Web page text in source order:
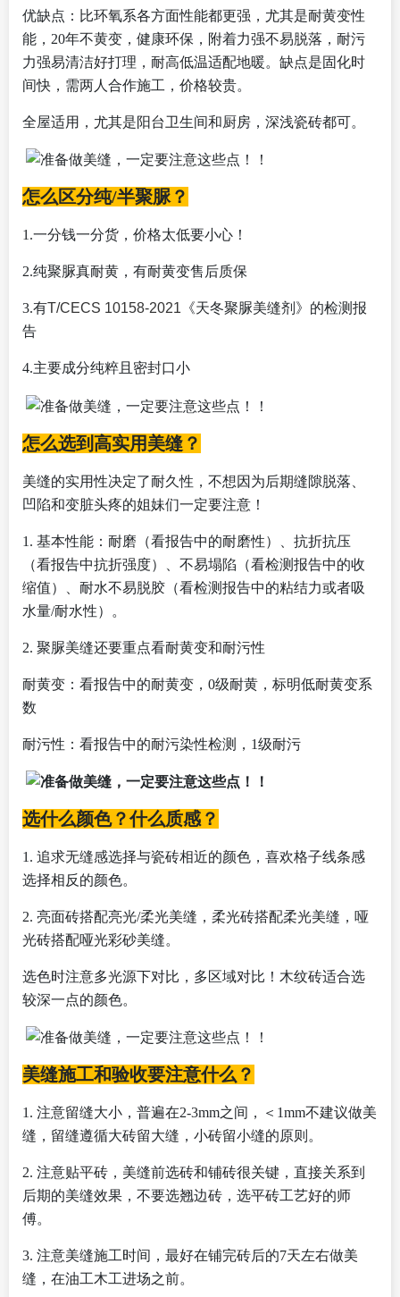
优缺点：比环氧系各方面性能都更强，尤其是耐黄变性
能，20年不黄变，健康环保，附着力强不易脱落，耐污
力强易清洁好打理，耐高低温适配地暖。缺点是固化时
间快，需两人合作施工，价格较贵。
全屋适用，尤其是阳台卫生间和厨房，深浅瓷砖都可。
怎么区分纯/半聚脲？
1.一分钱一分货，价格太低要小心！
2.纯聚脲真耐黄，有耐黄变售后质保
3.有T/CECS 10158-2021 《天冬聚脲美缝剂》的检测报
告
4.主要成分纯粹且密封口小
怎么选到高实用美缝？
美缝的实用性决定了耐久性，不想因为后期缝隙脱落、
凹陷和变脏头疼的姐妹们一定要注意！
1. 基本性能：耐磨（看报告中的耐磨性）、抗折抗压
（看报告中抗折强度）、不易塌陷（看检测报告中的收
缩值）、耐水不易脱胶（看检测报告中的粘结力或者吸
水量/耐水性）。
2. 聚脲美缝还要重点看耐黄变和耐污性
耐黄变：看报告中的耐黄变，0级耐黄，标明低耐黄变系
数
耐污性：看报告中的耐污染性检测，1级耐污
选什么颜色？什么质感？
1. 追求无缝感选择与瓷砖相近的颜色，喜欢格子线条感
选择相反的颜色。
2. 亮面砖搭配亮光/柔光美缝，柔光砖搭配柔光美缝，哑
光砖搭配哑光彩砂美缝。
选色时注意多光源下对比，多区域对比！木纹砖适合选
较深一点的颜色。
美缝施工和验收要注意什么？
1. 注意留缝大小，普遍在2-3mm之间，＜1mm不建议做美
缝，留缝遵循大砖留大缝，小砖留小缝的原则。
2. 注意贴平砖，美缝前选砖和铺砖很关键，直接关系到
后期的美缝效果，不要选翘边砖，选平砖工艺好的师
傅。
3. 注意美缝施工时间，最好在铺完砖后的7天左右做美
缝，在油工木工进场之前。